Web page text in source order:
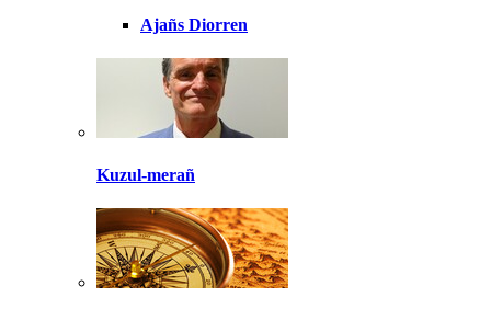
Ajañs Diorren
Kuzul-merañ